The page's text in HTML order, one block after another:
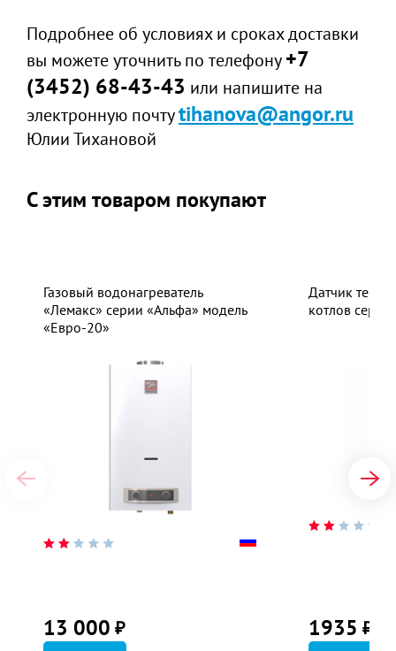
Подробнее об условиях и сроках доставки
вы можете уточнить по телефону+7
(3452) 68-43-43 или напишите на
электронную почтуtihanova@angor.ru
Юлии Тихановой
С этим товаром покупают
Газовый водонагреватель
«Лемакс» серии «Альфа» модель
«Евро-20»
13 000 ₽
Датчик
котлов
1935 ₽